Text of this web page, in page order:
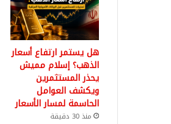
هل يستمر ارتفاع أسعار
الذهب؟ إسلام مميش
يحذر المستثمرين
ويكشف العوامل
الحاسمة لمسار الأسعار
منذ 30 دقيقة